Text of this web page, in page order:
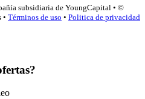
subsidiaria de YoungCapital • ©
• Términos de uso • Politica de privacidad